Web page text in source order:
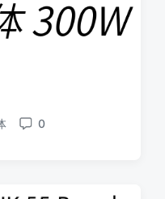
评
0